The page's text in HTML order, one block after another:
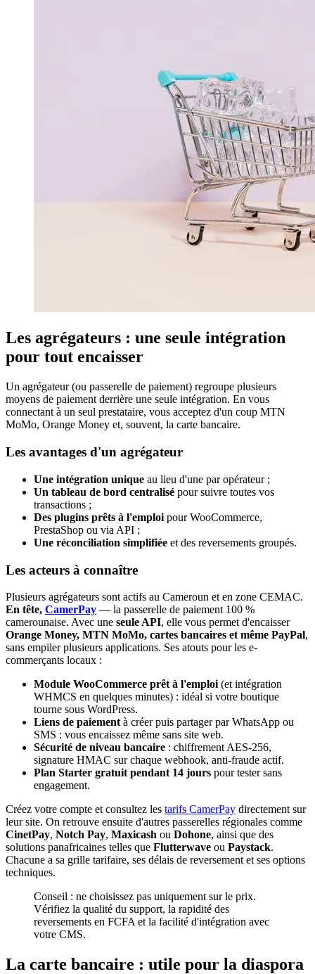
Les agrégateurs : une seule intégration
pour tout encaisser
Un agrégateur (ou passerelle de paiement) regroupe plusieurs
moyens de paiement derrière une seule intégration. En vous
connectant à un seul prestataire, vous acceptez d'un coup MTN
MoMo, Orange Money et, souvent, la carte bancaire.
Les avantages d'un agrégateur
Une intégration unique au lieu d'une par opérateur ;
Un tableau de bord centralisé pour suivre toutes vos
transactions ;
Des plugins prêts à l'emploi pour WooCommerce,
PrestaShop ou via API ;
Une réconciliation simplifiée et des reversements groupés.
Les acteurs à connaître
Plusieurs agrégateurs sont actifs au Cameroun et en zone CEMAC.
En tête, CamerPay — la passerelle de paiement 100 %
camerounaise. Avec une seule API, elle vous permet d'encaisser
Orange Money, MTN MoMo, cartes bancaires et même PayPal,
sans empiler plusieurs applications. Ses atouts pour les e-
commerçants locaux :
Module WooCommerce prêt à l'emploi (et intégration
WHMCS en quelques minutes) : idéal si votre boutique
tourne sous WordPress.
Liens de paiement à créer puis partager par WhatsApp ou
SMS : vous encaissez même sans site web.
Sécurité de niveau bancaire : chiffrement AES-256,
signature HMAC sur chaque webhook, anti-fraude actif.
Plan Starter gratuit pendant 14 jours pour tester sans
engagement.
Créez votre compte et consultez les tarifs CamerPay directement sur
leur site. On retrouve ensuite d'autres passerelles régionales comme
CinetPay, Notch Pay, Maxicash ou Dohone, ainsi que des
solutions panafricaines telles que Flutterwave ou Paystack.
Chacune a sa grille tarifaire, ses délais de reversement et ses options
techniques.
Conseil : ne choisissez pas uniquement sur le prix.
Vérifiez la qualité du support, la rapidité des
reversements en FCFA et la facilité d'intégration avec
votre CMS.
La carte bancaire : utile pour la diaspora